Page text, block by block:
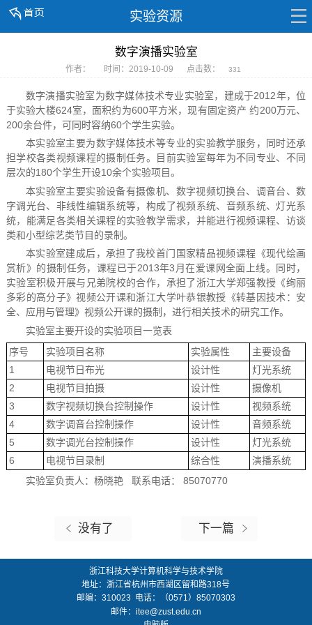
实验资源
数字演播实验室
作者： 时间：2019-10-09 点击数： 331
数字演播实验室为数字媒体技术专业实验室，建成于2012年，位
于实验大楼624室，面积约为600平方米，现有固定资产 约200万元、
200余台件，可同时容纳60个学生实验。
本实验室主要为数字媒体技术等专业的实验教学服务，同时还承
担学校各类视频课程的摄制任务。目前实验室每年为不同专业、不同
层次的180个学生开设10余个实验项目。
本实验室主要实验设备有摄像机、数字视频切换台、调音台、数
字调光台、非线性编辑系统等，构成了视频系统、音频系统、灯光系
统，能满足各类相关课程的实验教学需求，并能进行视频课程、访谈
类和小型综艺类节目的录制。
本实验室建成后，承担了我校首门国家精品视频课程《现代绘画
赏析》的摄制任务，课程已于2013年3月在爱课网全面上线。同时，
实验室积极开展与兄弟院校的合作，承担了浙江大学郑强教授《绚丽
多彩的高分子》视频公开课和浙江大学叶恭银教授《转基因技术：安
全、应用与管理》视频公开课的摄制，进行相关技术的研究工作。
实验室主要开设的实验项目一览表
序号
实验项目名称 实验属性
主要设备
1
电视节日布光 设计性
灯光系统
2
电视节目拍摄 设计性
摄像机
3
数字视频切换台控制操作 设计性
视频系统
4
数字调音台控制操作 设计性
音频系统
5
数字调光台控制操作 设计性
灯光系统
6
电视节目录制 综合性
演播系统
实验室负责人：杨晓艳 联系电话： 85070770
没有了 下一篇
浙江科技大学计算机科学与技术学院
地址：浙江省杭州市西湖区留和路318号
邮编： 310023 电话：（0571）85070303
邮件： itee@zust.edu.cn